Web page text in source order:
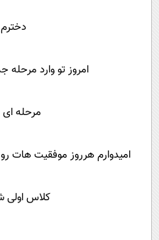
امروز تو وارد
مرحله ای
امیدوارم هرروز موفقیت هات
کلاس اولی